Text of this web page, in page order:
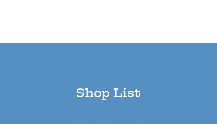
Shop List